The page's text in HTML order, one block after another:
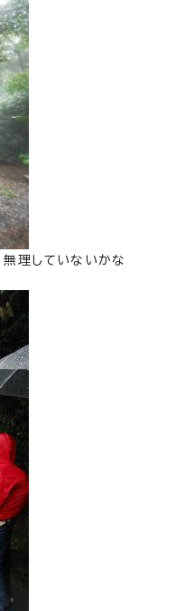
無理していないかな